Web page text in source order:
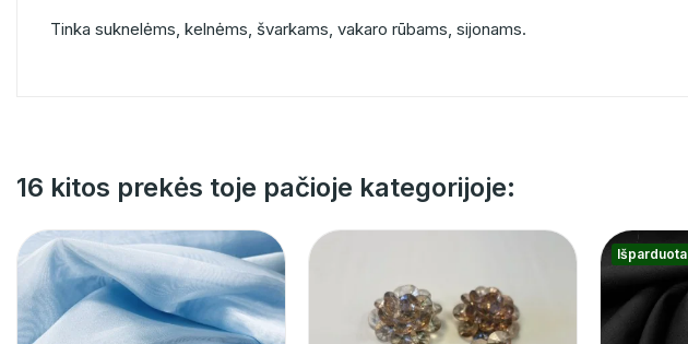
Tinka suknelėms, kelnėms, švarkams, vakaro rūbams, sijonams.
16 kitos prekės toje pačioje kategorijoje:
Išparduota